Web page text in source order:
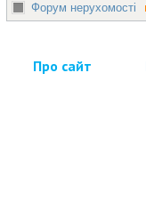
Форум нерухомості
Про сайт